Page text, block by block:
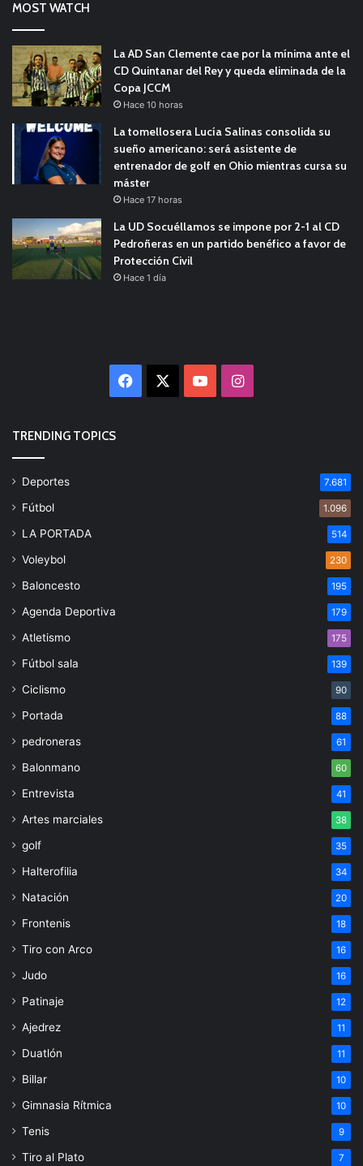
MOST WATCH
La AD San Clemente cae por la mínima ante el
CD Quintanar del Rey y queda eliminada de la
Copa JCCM
Hace 10 horas
La tomellosera Lucía Salinas consolida su
sueño americano: será asistente de
entrenador de golf en Ohio mientras cursa su
máster
Hace 17 horas
La UD Socuéllamos se impone por 2-1 al CD
Pedroñeras en un partido benéfico a favor de
Protección Civil
Hace 1 día
Facebook YouTubeInstagram
TRENDING TOPICS
Deportes 7.681
Fútbol 1.096
LA PORTADA 514
Voleybol 230
Baloncesto 195
Agenda Deportiva 179
Atletismo 175
Fútbol sala 139
Ciclismo 90
Portada 88
pedroneras 61
Balonmano 60
Entrevista 41
Artes marciales 38
golf 35
Halterofilia 34
Natación 20
Frontenis 18
Tiro con Arco 16
Judo 16
Patinaje 12
Ajedrez 11
Duatlón 11
Billar 10
Gimnasia Rítmica 10
Tenis 9
Tiro al Plato 7